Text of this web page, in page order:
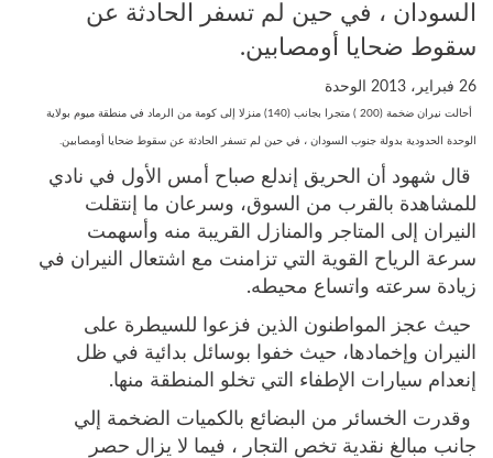
السودان ، في حين لم تسفر الحادثة عن
سقوط ضحايا أومصابين.
26 فبراير، 2013 الوحدة
أحالت نيران ضخمة (200 ) متجرا بجانب (140) منزلا إلى كومة من الرماد في منطقة ميوم بولاية
الوحدة الحدودية بدولة جنوب السودان ، في حين لم تسفر الحادثة عن سقوط ضحايا أومصابين.
قال شهود أن الحريق إندلع صباح أمس الأول في نادي
للمشاهدة بالقرب من السوق، وسرعان ما إنتقلت
النيران إلى المتاجر والمنازل القريبة منه وأسهمت
سرعة الرياح القوية التي تزامنت مع اشتعال النيران في
زيادة سرعته واتساع محيطه.
حيث عجز المواطنون الذين فزعوا للسيطرة على
النيران وإخمادها، حيث خفوا بوسائل بدائية في ظل
إنعدام سيارات الإطفاء التي تخلو المنطقة منها.
وقدرت الخسائر من البضائع بالكميات الضخمة إلي
جانب مبالغ نقدية تخص التجار ، فيما لا يزال حصر